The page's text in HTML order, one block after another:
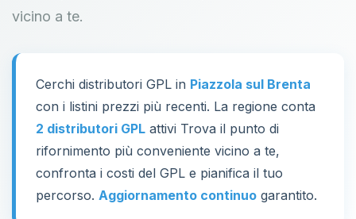
vicino a te.
Cerchi distributori GPL in Piazzola sul Brenta
con i listini prezzi più recenti. La regione conta
2 distributori GPL attivi Trova il punto di
rifornimento più conveniente vicino a te,
confronta i costi del GPL e pianifica il tuo
percorso. Aggiornamento continuo garantito.